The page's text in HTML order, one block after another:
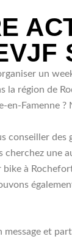
un
la région de
en-Famenne ?
conseiller
cherchez une
bike à
message et